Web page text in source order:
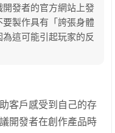
發者的官方網站上發
製作具有「誇張身體
這可能引起玩家的反
客戶感受到自己的存
開發者在創作產品時